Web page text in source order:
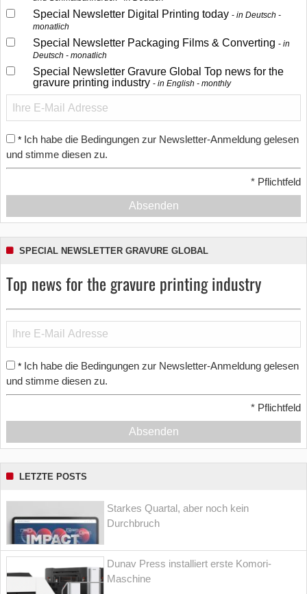
Special Newsletter Digital Printing today
in Deutsch -
monatlich
Special Newsletter Packaging Films & Converting
in
Deutsch - monatlich
Special Newsletter Gravure Global Top news for the
gravure printing industry
in English - monthly
* Ich habe die Bedingungen zur Newsletter-Anmeldung gelesen
und stimme diesen zu.
* Pflichtfeld
Absenden
SPECIAL NEWSLETTER GRAVURE GLOBAL
Top news for the gravure printing industry
* Ich habe die Bedingungen zur Newsletter-Anmeldung gelesen
und stimme diesen zu.
* Pflichtfeld
Absenden
LETZTE POSTS
Starkes Quartal, aber noch kein
Durchbruch
Dunav Press installiert erste Komori-
Maschine